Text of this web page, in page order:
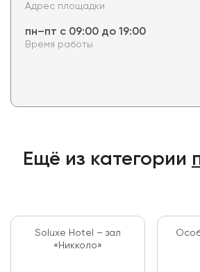
Адрес площадки
пн–пт с 09:00 до 19:00
Время работы
Ещё из категории
Soluxe Hotel – зал
«Никколо»